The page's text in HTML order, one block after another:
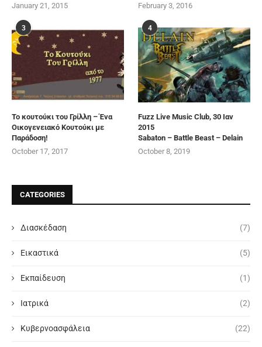
January 21, 2015
February 3, 2016
3
Το κουτούκι του Γρίλλη – Ένα
Οικογενειακό Κουτούκι με
Παράδοση!
October 17, 2017
4
Fuzz Live Music Club, 30 Ιαν
2015
Sabaton – Battle Beast – Delain
October 8, 2019
CATEGORIES
Διασκέδαση (7)
Εικαστικά (5)
Εκπαίδευση (1)
Ιατρικά (2)
Κυβερνοασφάλεια (22)